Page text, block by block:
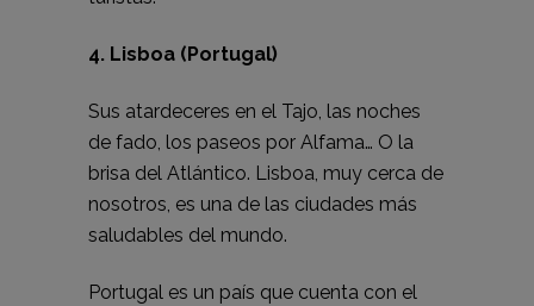
4. Lisboa (Portugal)
Sus atardeceres en el Tajo, las noches
de fado, los paseos por Alfama… O la
brisa del Atlántico. Lisboa, muy cerca de
nosotros, es una de las ciudades más
saludables del mundo.
Portugal es un país que cuenta con el